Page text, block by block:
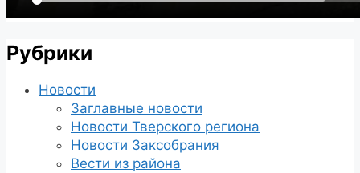
Рубрики
Новости
Заглавные новости
Новости Тверского региона
Новости Заксобрания
Вести из района